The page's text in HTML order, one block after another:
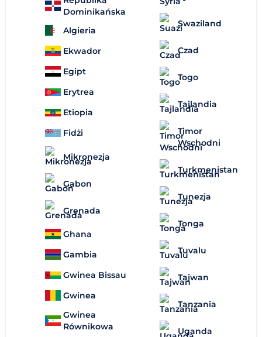
Dominikańska
Algieria
Ekwador
Egipt
Erytrea
Etiopia
Fidżi
Mikronezja
Gabon
Grenada
Ghana
Gambia
Gwinea Bissau
Gwinea
Gwinea
Równikowa
Swaziland
Czad
Togo
Tajlandia
Timor
Wschodni
Turkmenistan
Tunezja
Tonga
Tuvalu
Tajwan
Tanzania
Uganda